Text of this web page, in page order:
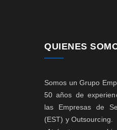
QUIENES
Somos un Grupo
50 años de
las Empresas de
(EST) y Outsourcing.